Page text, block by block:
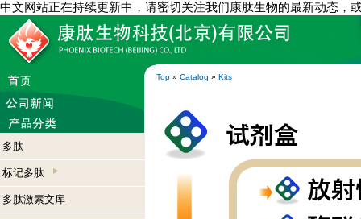
中文网站正在持续更新中，请密切关注我们康肽生物的最新动态，
Top » Catalog » Kits
多肽
标记多肽
多肽激素文库